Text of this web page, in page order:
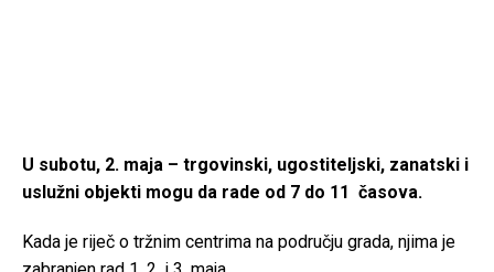
U subotu, 2. maja – trgovinski, ugostiteljski, zanatski i
uslužni objekti mogu da rade od 7 do 11 časova.
Kada je riječ o tržnim centrima na području grada, njima je